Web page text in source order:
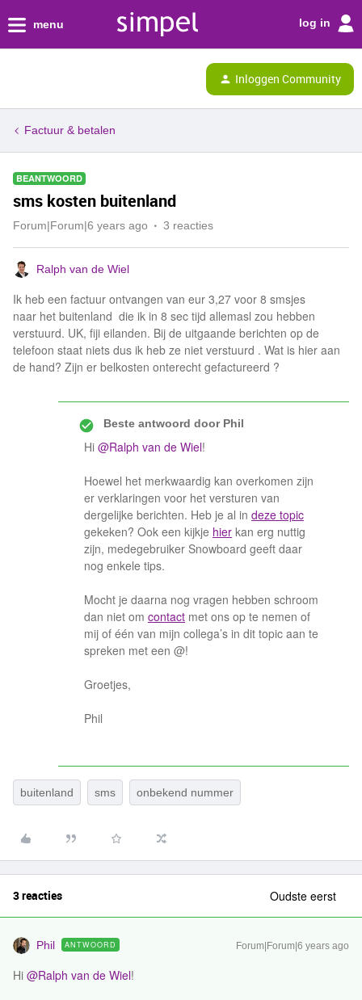
menu log in
Inloggen Community
Factuur & betalen
BEANTWOORD
sms kosten buitenland
Forum|Forum|6 years ago 3 reacties
Ralph van de Wiel
Ik heb een factuur ontvangen van eur 3,27 voor 8 smsjes
naar het buitenland die ik in 8 sec tijd allemasl zou hebben
verstuurd. UK, fiji eilanden. Bij de uitgaande berichten op de
telefoon staat niets dus ik heb ze niet verstuurd . Wat is hier aan
de hand? Zijn er belkosten onterecht gefactureerd ?
Beste antwoord doorPhil
Hi @Ralph van de Wiel!
Hoewel het merkwaardig kan overkomen zijn
er verklaringen voor het versturen van
dergelijke berichten. Heb je al in deze topic
gekeken? Ook een kijkje hier kan erg nuttig
zijn, medegebruiker Snowboard geeft daar
nog enkele tips.
Mocht je daarna nog vragen hebben schroom
dan niet om contact met ons op te nemen of
mij of één van mijn collega’s in dit topic aan te
spreken met een @!
Groetjes,
Phil
buitenland sms onbekend nummer
3 reacties Oudste eerst
Phil ANTWOORD Forum|Forum|6 years ago
Hi @Ralph van de Wiel!